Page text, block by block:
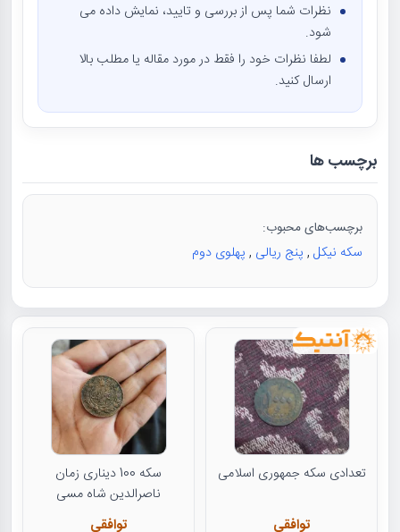
نظرات شما پس از بررسی و تایید، نمایش داده می
شود.
لطفا نظرات خود را فقط در مورد مقاله یا مطلب بالا
ارسال کنید.
برچسب ها
برچسب‌های محبوب:
سکه نیکل , پنج ریالی , پهلوی دوم
تعدادی سکه جمهوری اسلامی
توافقی
سکه 100 دیناری زمان
ناصرالدین شاه مسی
توافقی